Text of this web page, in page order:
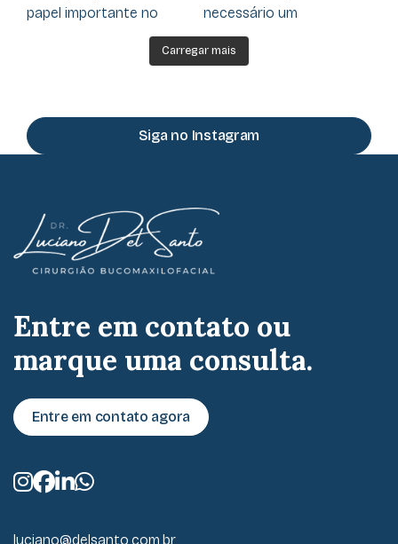
Carregar mais
Siga no Instagram
Entre em contato ou
marque uma consulta.
Entre em contato agora
luciano@delsanto.com.br